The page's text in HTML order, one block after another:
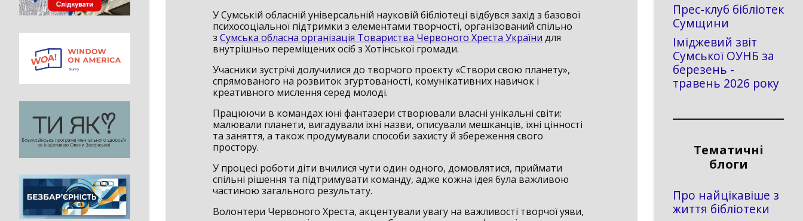
У Сумській обласній універсальній науковій бібліотеці відбувся захід з базової
психосоціальної підтримки з елементами творчості, організований спільно
з Сумська обласна організація Товариства Червоного Хреста України для
внутрішньо переміщених осіб з Хотінської громади.
Учасники зустрічі долучилися до творчого проєкту «Створи свою планету»,
спрямованого на розвиток згуртованості, комунікативних навичок і
креативного мислення серед молоді.
Працюючи в командах юні фантазери створювали власні унікальні світи:
малювали планети, вигадували їхні назви, описували мешканців, їхні цінності
та заняття, а також продумували способи захисту й збереження свого
простору.
У процесі роботи діти вчилися чути один одного, домовлятися, приймати
спільні рішення та підтримувати команду, адже кожна ідея була важливою
частиною загального результату.
Волонтери Червоного Хреста, акцентували увагу на важливості творчої уяви,
Прес-клуб бібліотек
Сумщини
Іміджевий звіт
Сумської ОУНБ за
березень -
травень 2026 року
Тематичні
блоги
Про найцікавіше з
життя бібліотеки